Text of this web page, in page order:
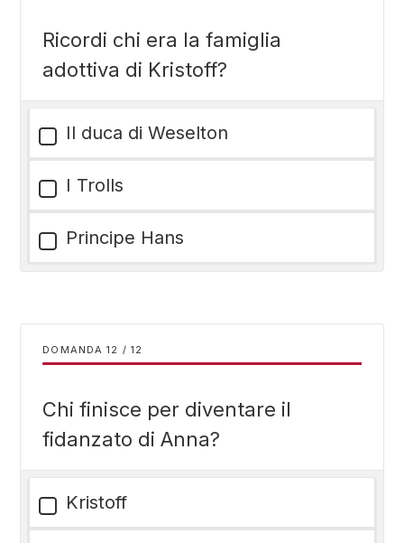
Ricordi chi era la famiglia
adottiva di Kristoff?
Il duca di Weselton
I Trolls
Principe Hans
DOMANDA / 12
Chi finisce per diventare il
fidanzato di Anna?
Kristoff